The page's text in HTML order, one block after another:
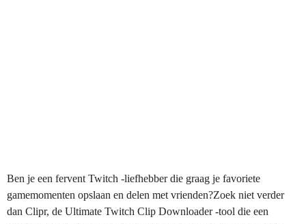
Ben je een fervent Twitch -liefhebber die graag je favoriete
gamemomenten opslaan en delen met vrienden?Zoek niet verder
dan Clipr, de Ultimate Twitch Clip Downloader -tool die een